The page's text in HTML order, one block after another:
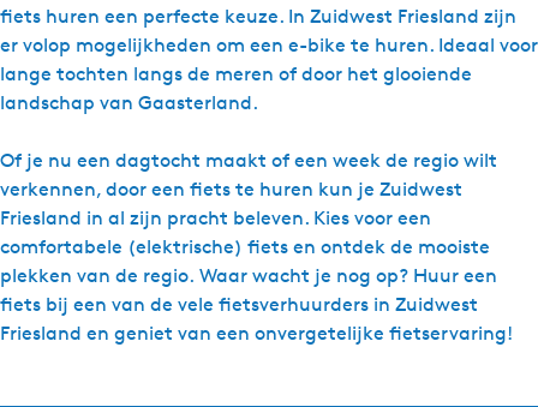
fiets huren een perfecte keuze. In Zuidwest Friesland zijn
er volop mogelijkheden om een e-bike te huren. Ideaal voor
lange tochten langs de meren of door het glooiende
landschap van Gaasterland.
Of je nu een dagtocht maakt of een week de regio wilt
verkennen, door een fiets te huren kun je Zuidwest
Friesland in al zijn pracht beleven. Kies voor een
comfortabele (elektrische) fiets en ontdek de mooiste
plekken van de regio. Waar wacht je nog op? Huur een
fiets bij een van de vele fietsverhuurders in Zuidwest
Friesland en geniet van een onvergetelijke fietservaring!